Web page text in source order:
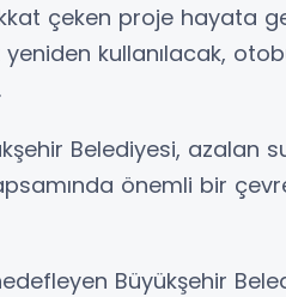
çeken proje hayata
yeniden kullanılacak,
Belediyesi, azalan
önemli bir
Büyükşehir